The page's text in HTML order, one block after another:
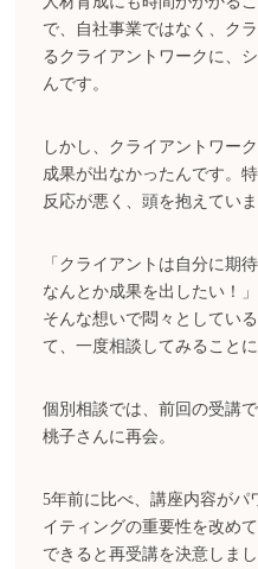
で、自社事業ではなく、ク
るクライアントワークに、
んです。
しかし、クライアントワー
成果が出なかったんです。
反応が悪く、頭を抱えていま
「クライアントは自分に期
なんとか成果を出したい！」
そんな想いで悶々としてい
て、一度相談してみることに
個別相談では、前回の受講
桃子さんに再会。
5年前に比べ、講座内容がパ
イティングの重要性を改め
できると再受講を決意しまし